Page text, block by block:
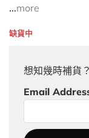
...more
缺貨中
想知幾時補貨
Email